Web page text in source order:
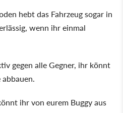
hebt das Fahrzeug sogar in
wenn ihr einmal
gegen alle Gegner, ihr könnt
ihr von eurem Buggy aus